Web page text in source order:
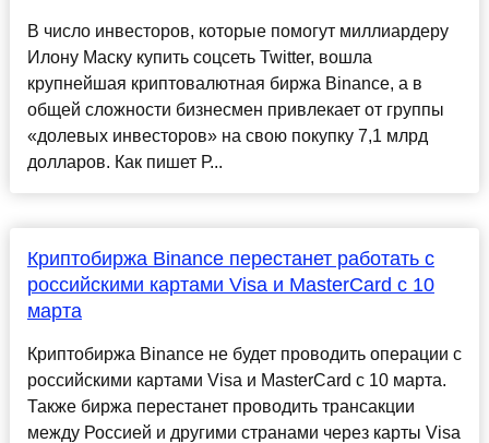
В число инвесторов, которые помогут миллиардеру
Илону Маску купить соцсеть Twitter, вошла
крупнейшая криптовалютная биржа Binance, а в
общей сложности бизнесмен привлекает от группы
«долевых инвесторов» на свою покупку 7,1 млрд
долларов. Как пишет Р...
Криптобиржа Binance перестанет работать с
российскими картами Visa и MasterCard с 10
марта
Криптобиржа Binance не будет проводить операции с
российскими картами Visa и MasterCard с 10 марта.
Также биржа перестанет проводить трансакции
между Россией и другими странами через карты Visa